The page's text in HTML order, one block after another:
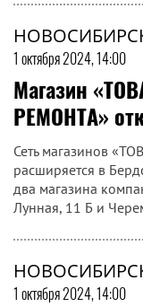
1 октября 2024, 14:00
Магазин
РЕМОНТА»
Сеть магазинов
расширяется в
два магазина
Лунная, 11 Б и
1 октября 2024, 14:00